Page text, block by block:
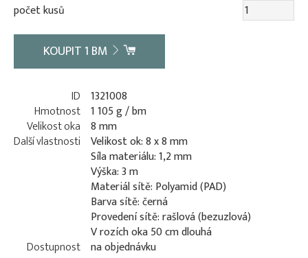
počet kusů
KOUPIT1 BM
ID 1321008
Hmotnost 1 105 g / bm
Velikost oka 8 mm
Další vlastnosti Velikost ok: 8 x 8 mm
Síla materiálu: 1,2 mm
Výška: 3 m
Materiál sítě: Polyamid (PAD)
Barva sítě: černá
Provedení sítě: rašlová (bezuzlová)
V rozích oka 50 cm dlouhá
Dostupnost na objednávku